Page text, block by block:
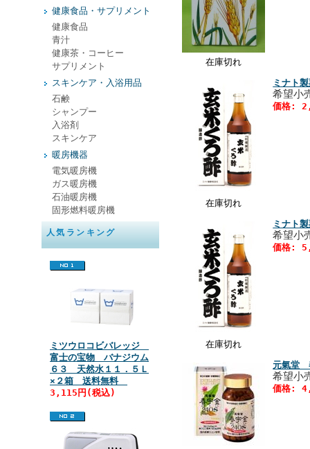
健康食品・サプリメント
健康食品
青汁
健康茶・コーヒー
サプリメント
スキンケア・入浴用品
石鹸
シャンプー
入浴剤
スキンケア
暖房機器
電気暖房機
ガス暖房機
石油暖房機
固形燃料暖房機
人気ランキング
ミツウロコビバレッジ
富士の宝物 バナジウム
６３ 天然水１１．５Ｌ
×２箱 送料無料
3,115円(税込)
在庫切れ
在庫切れ
ミナト
希望
価格:
在庫切れ
ミナト
希望
価格:
元氣堂
希望
価格: